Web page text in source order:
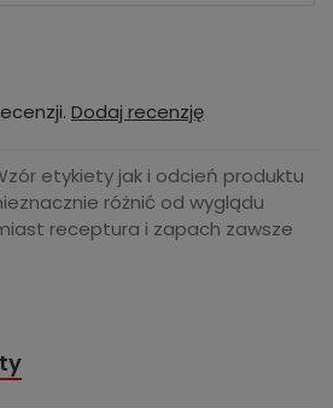
Dodaj recenzję
etykiety jak i odcień produktu
różnić od wyglądu
receptura i zapach zawsze